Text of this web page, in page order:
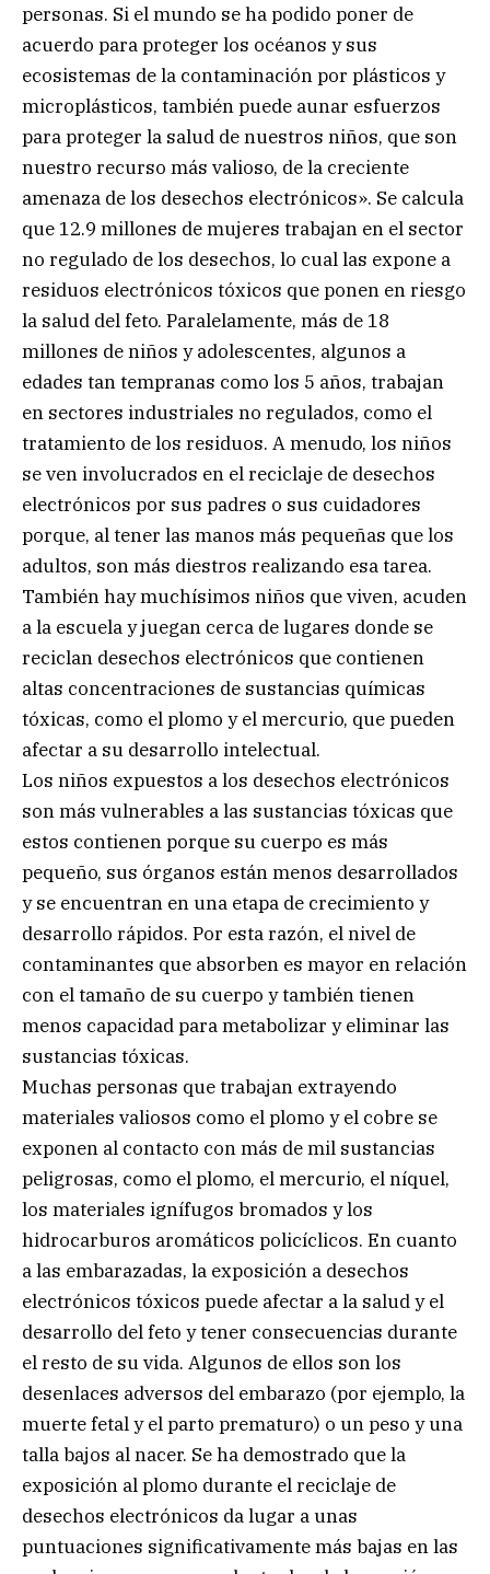
personas. Si el mundo se ha podido poner de
acuerdo para proteger los océanos y sus
ecosistemas de la contaminación por plásticos y
microplásticos, también puede aunar esfuerzos
para proteger la salud de nuestros niños, que son
nuestro recurso más valioso, de la creciente
amenaza de los desechos electrónicos». Se calcula
que 12.9 millones de mujeres trabajan en el sector
no regulado de los desechos, lo cual las expone a
residuos electrónicos tóxicos que ponen en riesgo
la salud del feto. Paralelamente, más de 18
millones de niños y adolescentes, algunos a
edades tan tempranas como los 5 años, trabajan
en sectores industriales no regulados, como el
tratamiento de los residuos. A menudo, los niños
se ven involucrados en el reciclaje de desechos
electrónicos por sus padres o sus cuidadores
porque, al tener las manos más pequeñas que los
adultos, son más diestros realizando esa tarea.
También hay muchísimos niños que viven, acuden
a la escuela y juegan cerca de lugares donde se
reciclan desechos electrónicos que contienen
altas concentraciones de sustancias químicas
tóxicas, como el plomo y el mercurio, que pueden
afectar a su desarrollo intelectual.
Los niños expuestos a los desechos electrónicos
son más vulnerables a las sustancias tóxicas que
estos contienen porque su cuerpo es más
pequeño, sus órganos están menos desarrollados
y se encuentran en una etapa de crecimiento y
desarrollo rápidos. Por esta razón, el nivel de
contaminantes que absorben es mayor en relación
con el tamaño de su cuerpo y también tienen
menos capacidad para metabolizar y eliminar las
sustancias tóxicas.
Muchas personas que trabajan extrayendo
materiales valiosos como el plomo y el cobre se
exponen al contacto con más de mil sustancias
peligrosas, como el plomo, el mercurio, el níquel,
los materiales ignífugos bromados y los
hidrocarburos aromáticos policíclicos. En cuanto
a las embarazadas, la exposición a desechos
electrónicos tóxicos puede afectar a la salud y el
desarrollo del feto y tener consecuencias durante
el resto de su vida. Algunos de ellos son los
desenlaces adversos del embarazo (por ejemplo, la
muerte fetal y el parto prematuro) o un peso y una
talla bajos al nacer. Se ha demostrado que la
exposición al plomo durante el reciclaje de
desechos electrónicos da lugar a unas
puntuaciones significativamente más bajas en las